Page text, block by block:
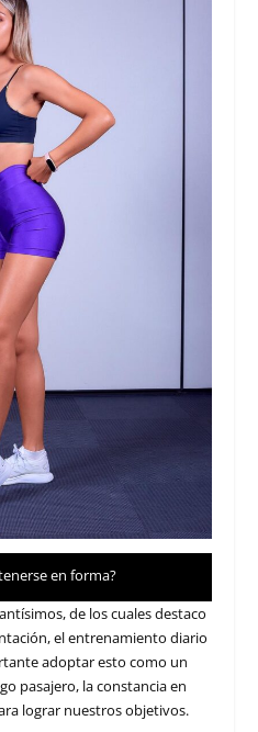
en forma?
de los cuales destaco
el entrenamiento diario
adoptar esto como un
pasajero, la constancia en
lograr nuestros objetivos.